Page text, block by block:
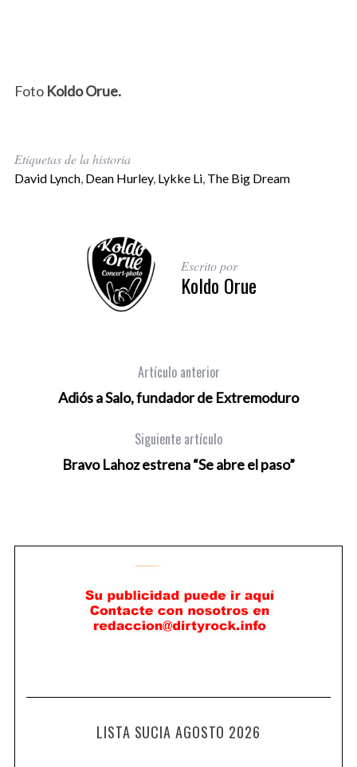
Foto Koldo Orue.
Etiquetas de la historia
David Lynch, Dean Hurley, Lykke Li, The Big Dream
Escrito por
Koldo Orue
Artículo anterior
Adiós a Salo, fundador de Extremoduro
Siguiente artículo
Bravo Lahoz estrena “Se abre el paso”
LISTA SUCIA AGOSTO 2026